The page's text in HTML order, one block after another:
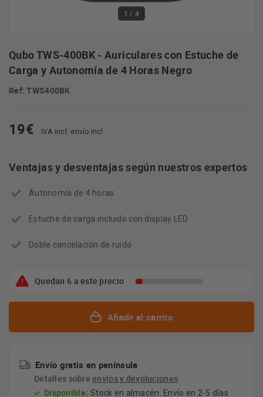
1 / 4
Qubo TWS-400BK - Auriculares con Estuche de
Carga y Autonomía de 4 Horas Negro
Ref: TWS400BK
19€ IVA incl. envío incl.
Ventajas y desventajas según nuestros expertos
Autonomía de 4 horas
Estuche de carga incluido con display LED
Doble cancelación de ruido
Quedan 6 a este precio
Añadir al carrito
Envío gratis en península
Detalles sobreenvíos y devoluciones
Disponible: Stock en almacén. Envío en 2-5 días